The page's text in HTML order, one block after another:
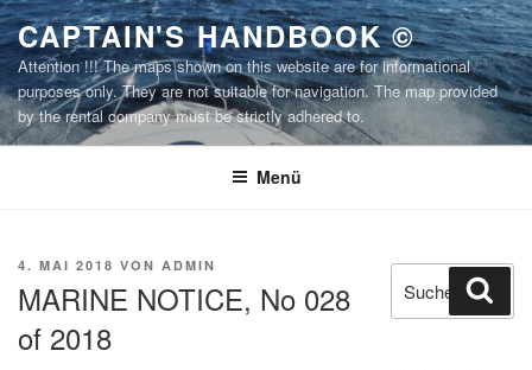
Zum
Inhalt
springen
CAPTAIN'S HANDBOOK ©
Attention !!! The maps shown on this website are for informational
purposes only. They are not suitable for navigation. The map provided
by the rental company must be strictly adhered to.
Menü
VERÖFFENTLICHT
4. MAI 2018 VON ADMIN
MARINE NOTICE, No 028
of 2018
Suchen
nach: